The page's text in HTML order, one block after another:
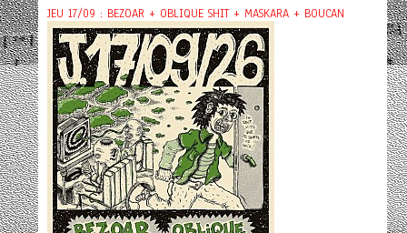
JEU 17/09 : BEZOAR + OBLIQUE SHIT + MASKARA + BOUCAN